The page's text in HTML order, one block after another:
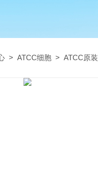
> ATCC细胞 > ATCC原